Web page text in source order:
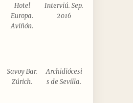
Hotel
Europa.
Aviñón.
Interviú. Sep.
2016
Savoy Bar.
Zúrich.
Archidiócesi
s de Sevilla.